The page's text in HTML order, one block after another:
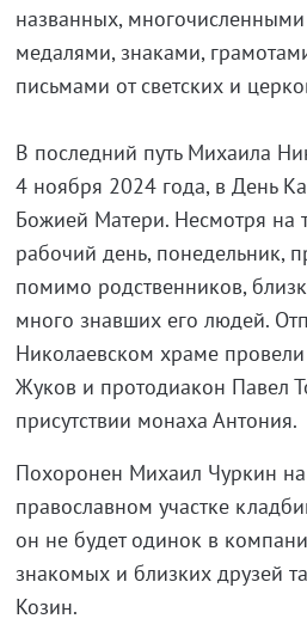
названных,
медалями, знаками,
письмами от светских и
В последний путь Михаила
4 ноября 2024 года, в День
Божией Матери. Несмотря на
рабочий день, понедельник,
помимо родственников,
много знавших его людей.
Николаевском храме
Жуков и протодиакон Павел
присутствии монаха Антония.
Похоронен Михаил Чуркин
православном участке
он не будет одинок в
знакомых и близких друзей
Козин.